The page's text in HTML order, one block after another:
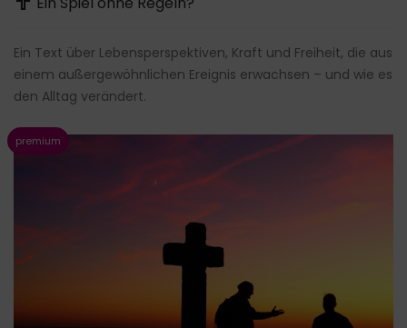
Ein Text über Lebensperspektiven, Kraft und Freiheit, die aus
einem außergewöhnlichen Ereignis erwachsen – und wie es
den Alltag verändert.